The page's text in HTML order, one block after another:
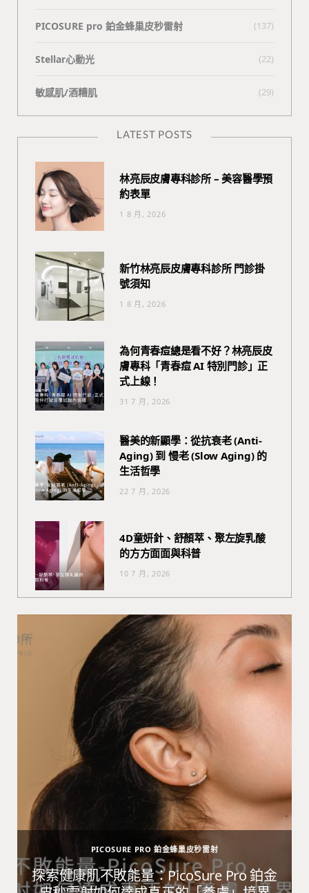
PICOSURE pro 鉑金蜂巢皮秒雷射 (137)
Stellar心動光 (22)
敏感肌/酒糟肌 (29)
LATEST POSTS
林亮辰皮膚專科診所 – 美容醫學預
約表單
1 8 月, 2026
新竹林亮辰皮膚專科診所 門診掛
號須知
1 8 月, 2026
為何青春痘總是看不好？林亮辰皮
膚專科「青春痘 AI 特別門診」正
式上線！
31 7 月, 2026
醫美的新顯學：從抗衰老 (Anti-
Aging) 到 慢老 (Slow Aging) 的
生活哲學
22 7 月, 2026
4D童妍針、舒顏萃、聚左旋乳酸
的方方面面與科普
10 7 月, 2026
PICOSURE PRO 鉑金蜂巢皮秒雷射
探索健康肌不敗能量：PicoSure Pro 鉑金